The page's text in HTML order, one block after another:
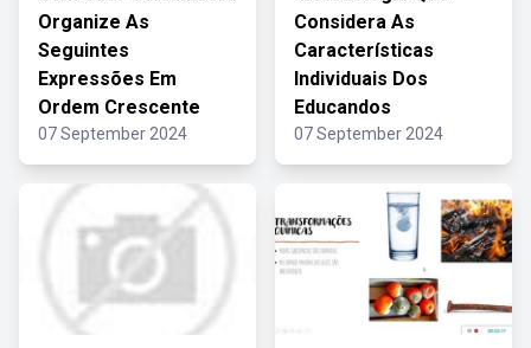
Organize As
Seguintes
Expressões Em
Ordem Crescente
07 September 2024
Considera As
Características
Individuais Dos
Educandos
07 September 2024